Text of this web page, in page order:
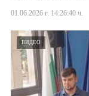
01.06.2026 г. 14:26:40 ч.
ВИДЕО